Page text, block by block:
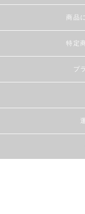
商品
特定
プ